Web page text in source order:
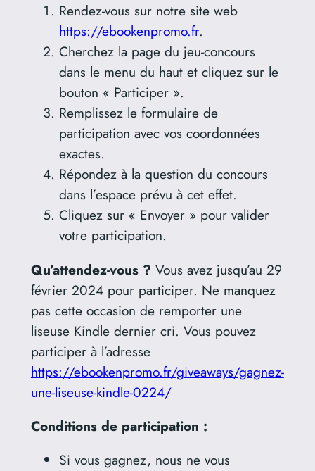
Rendez-vous sur notre site web
https://ebookenpromo.fr.
Cherchez la page du jeu-concours
dans le menu du haut et cliquez sur le
bouton « Participer ».
Remplissez le formulaire de
participation avec vos coordonnées
exactes.
Répondez à la question du concours
dans l’espace prévu à cet effet.
Cliquez sur « Envoyer » pour valider
votre participation.
Qu’attendez-vous ? Vous avez jusqu’au 29
février 2024 pour participer. Ne manquez
pas cette occasion de remporter une
liseuse Kindle dernier cri. Vous pouvez
participer à l’adresse
https://ebookenpromo.fr/giveaways/gagnez-
une-liseuse-kindle-0224/
Conditions de participation :
Si vous gagnez, nous ne vous